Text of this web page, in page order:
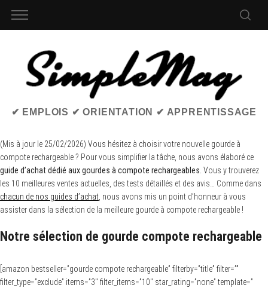
✔ EMPLOIS ✔ ORIENTATION ✔ APPRENTISSAGE
(Mis à jour le 25/02/2026) Vous hésitez à choisir votre nouvelle gourde à
compote rechargeable ? Pour vous simplifier la tâche, nous avons élaboré ce
guide d’achat dédié aux gourdes à compote rechargeables . Vous y trouverez
les 10 meilleures ventes actuelles, des tests détaillés et des avis… Comme dans
chacun de nos guides d’achat , nous avons mis un point d’honneur à vous
assister dans la sélection de la meilleure gourde à compote rechargeable !
Notre sélection de gourde compote rechargeable
[amazon bestseller=”gourde compote rechargeable” filterby=”title” filter=””
filter_type=”exclude” items=”3″ filter_items=”10″ star_rating=”none” template=”